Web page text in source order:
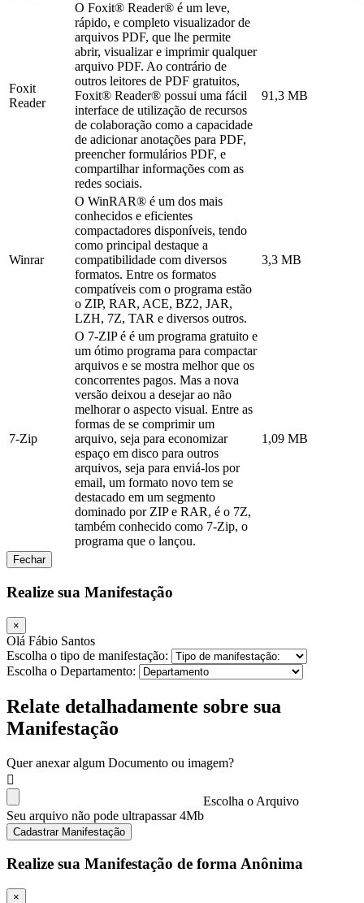
Foxit
Reader
O Foxit® Reader® é um leve,
rápido, e completo visualizador de
arquivos PDF, que lhe permite
abrir, visualizar e imprimir qualquer
arquivo PDF. Ao contrário de
outros leitores de PDF gratuitos,
Foxit® Reader® possui uma fácil
interface de utilização de recursos
de colaboração como a capacidade
de adicionar anotações para PDF,
preencher formulários PDF, e
compartilhar informações com as
redes sociais.
91,3 MB
Winrar
O WinRAR® é um dos mais
conhecidos e eficientes
compactadores disponíveis, tendo
como principal destaque a
compatibilidade com diversos
formatos. Entre os formatos
compatíveis com o programa estão
o ZIP, RAR, ACE, BZ2, JAR,
LZH, 7Z, TAR e diversos outros.
3,3 MB
7-Zip
O 7-ZIP é é um programa gratuito e
um ótimo programa para compactar
arquivos e se mostra melhor que os
concorrentes pagos. Mas a nova
versão deixou a desejar ao não
melhorar o aspecto visual. Entre as
formas de se comprimir um
arquivo, seja para economizar
espaço em disco para outros
arquivos, seja para enviá-los por
email, um formato novo tem se
destacado em um segmento
dominado por ZIP e RAR, é o 7Z,
também conhecido como 7-Zip, o
programa que o lançou.
1,09 MB
Fechar
Realize sua Manifestação
×
Olá Fábio Santos
Escolha o tipo de manifestação:
Escolha o Departamento:
Relate detalhadamente sobre sua
Manifestação
Quer anexar algum Documento ou imagem?
Escolha o Arquivo
Seu arquivo não pode ultrapassar 4Mb
Cadastrar Manifestação
Realize sua Manifestação de forma Anônima
×